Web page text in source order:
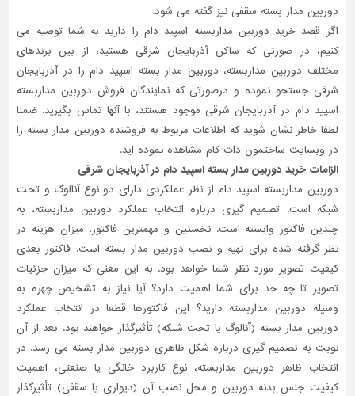
دوربین مدار بسته سقفی نیز گفته می شود.
اگر قصد خرید دوربین مداربسته اسپید دام را دارید به شما توصیه می
کنیم، در صورتی که ساکن آذربایجان شرقی هستید، از بین برندهای
مختلف دوربین مداربسته، دوربین مدار بسته اسپید دام را در آذربایجان
شرقی جستجو نموده و درصورتی که نمایندگان فروش دوربین مداربسته
اسپید دام در آذربایجان شرقی موجود هستند، با آنها تماس بگیرید. ضمنا
لطفا خاطر نشان شوید که اطلاعات مربوط به فروشنده دوربین مدار بسته را
در وبسایت ساختمون دات کام مشاهده نموده اید.
الزامات خرید دوربین مدار بسته اسپید دام در آذربایجان شرقی
دوربین مداربسته اسپید دام از نظر عملکردی دارای دو نوع آنالوگ و تحت
شبکه است. تصمیم گیری درباره انتخاب عملکرد دوربین مداربسته، به
چندین فاکتور وابسته است. نخستین و مهمترین فاکتور، میزان هزینه در
نظر گرفته شده برای تهیه و نصب دوربین مدار بسته است. فاکتور بعدی
کیفیت تصویر مورد نظر شما خواهد بود. به این معنی که میزان جزئیات
تصویر تا چه حد برای شما اهمیت دارد؟ آیا نیاز به تشخیص چهره به
وسیله دوربین مداربسته دارید؟ این فاکتورها قطعا در انتخاب عملکرد
دوربین مدار بسته (آنالوگ یا تحت شبکه) تأثیرگذار خواهند بود. بعد از آن
نوبت به تصمیم گیری درباره شکل ظاهری دوربین مدار بسته می رسد. در
انتخاب ظاهر دوربین مداربسته، نوع کاربرد خانگی یا صنعتی، اهمیت
کیفیت جنس بدنه دوربین و محل نصب آن (دیواری یا سقفی) تأثیرگذار